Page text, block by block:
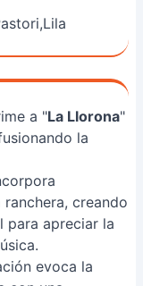
a "La Llorona"
la
creando
para apreciar la
evoca la